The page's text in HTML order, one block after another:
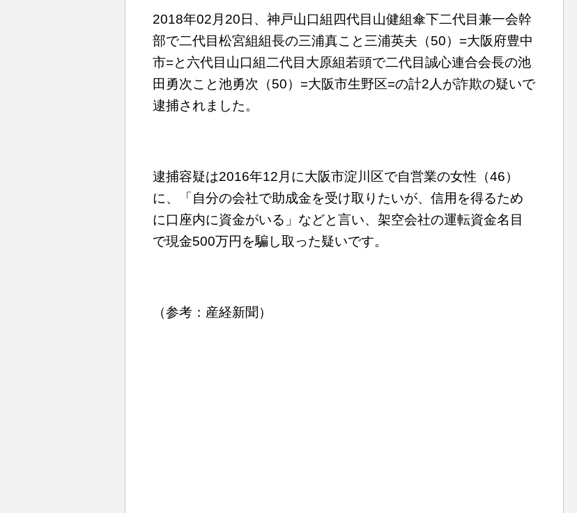
2018年02月20日、神戸山口組四代目山健組傘下二代目兼一会幹
部で二代目松宮組組長の三浦真こと三浦英夫（50）=大阪府豊中
市=と六代目山口組二代目大原組若頭で二代目誠心連合会長の池
田勇次こと池勇次（50）=大阪市生野区=の計2人が詐欺の疑いで
逮捕されました。
逮捕容疑は2016年12月に大阪市淀川区で自営業の女性（46）
に、「自分の会社で助成金を受け取りたいが、信用を得るため
に口座内に資金がいる」などと言い、架空会社の運転資金名目
で現金500万円を騙し取った疑いです。
（参考：産経新聞）